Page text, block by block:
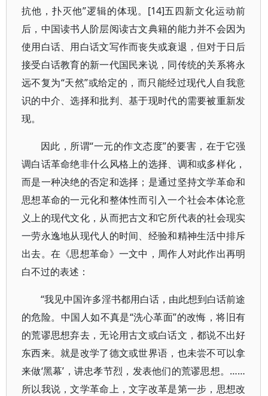
抗他，扑灭他”逻辑的体现。[14]五四新文化运动前
后，中国读书人阶层阅读古文典籍的能力并不会因为
使用白话、用白话文写作而丧失或衰退，但对于日后
接受白话教育的新一代国民来说，同传统的关系将永
远不复为“天然”或给定的，而只能经过现代人自我意
识的中介、选择和批判、基于现时代的需要被重新发
现。
因此，所谓“一元的作文态度”的要害，在于它强
调白话革命绝非什么风格上的选择、调和或多样化，
而是一种决绝的否定和选择；是通过坚持文学革命和
思想革命的一元化和整体性而引入一个社会本体论意
义上的现代文化，从而把古文和它所代表的社会现实
一劳永逸地从现代人的时间、经验和精神生活中排斥
出去。在《思想革命》一文中，周作人对此作出再明
白不过的表述：
“我见中国许多淫书都用白话，由此想到白话前途
的危险。中国人如不真是“洗心革面”的改悔，将旧有
的荒谬思想弃去，无论用古文或白话文，都说不出好
东西来。就是改学了德文或世界语，也未尝不可以拿
来做‘黑幕’，讲忠孝节烈，发表他们的荒谬思想。……
所以我说，文学革命上，文字改革是第一步，思想改